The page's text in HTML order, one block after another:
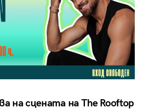
на сцената на The Rooftop